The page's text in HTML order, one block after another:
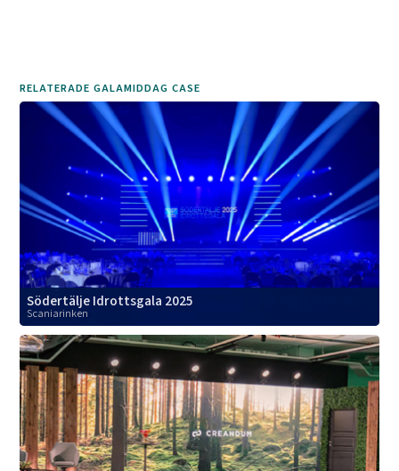
RELATERADE GALAMIDDAG CASE
Södertälje Idrottsgala 2025
Scaniarinken